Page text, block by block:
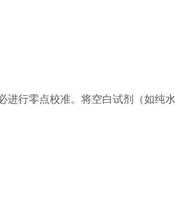
零点校准。将空白试剂（如纯水